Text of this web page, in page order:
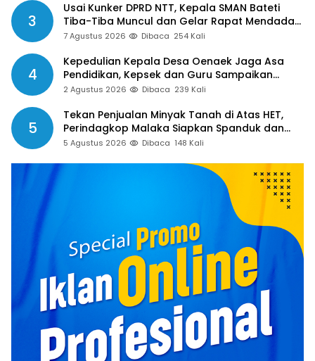
3
Usai Kunker DPRD NTT, Kepala SMAN Bateti
Tiba-Tiba Muncul dan Gelar Rapat Mendadak,
Guru Pertanyakan Hak 15 Persen yang Belum
7 Agustus 2026 Dibaca 254 Kali
4
Kepedulian Kepala Desa Oenaek Jaga Asa
Pendidikan, Kepsek dan Guru Sampaikan
Apresiasi
2 Agustus 2026 Dibaca 239 Kali
5
Tekan Penjualan Minyak Tanah di Atas HET,
Perindagkop Malaka Siapkan Spanduk dan
Nomor Pengaduan
5 Agustus 2026 Dibaca 148 Kali